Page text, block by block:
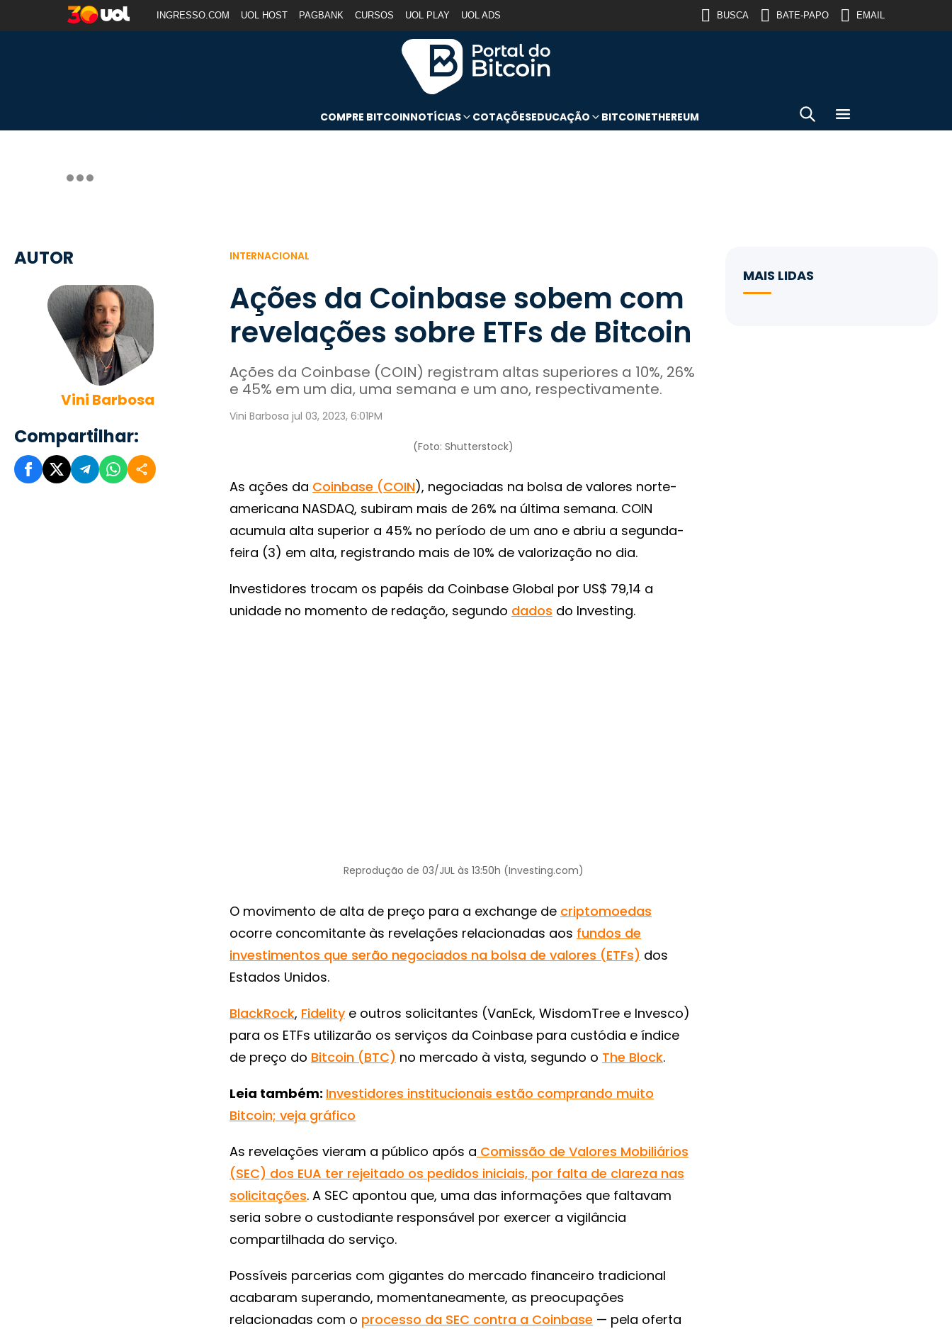
INGRESSO.COM UOL HOST PAGBANK CURSOS UOL PLAY UOL ADS BUSCA BATE-PAPO EMAIL
COMPRE BITCOINNOTÍCIAS COTAÇÕESEDUCAÇÃO BITCOINETHEREUM
AUTOR
Vini Barbosa
Compartilhar:
INTERNACIONAL
Ações da Coinbase sobem com
revelações sobre ETFs de Bitcoin
Ações da Coinbase (COIN) registram altas superiores a 10%, 26%
e 45% em um dia, uma semana e um ano, respectivamente.
Vini Barbosa jul 03, 2023, 6:01PM
(Foto: Shutterstock)
As ações da Coinbase (COIN), negociadas na bolsa de valores norte-
americana NASDAQ, subiram mais de 26% na última semana. COIN
acumula alta superior a 45% no período de um ano e abriu a segunda-
feira (3) em alta, registrando mais de 10% de valorização no dia.
Investidores trocam os papéis da Coinbase Global por US$ 79,14 a
unidade no momento de redação, segundo dados do Investing.
Reprodução de 03/JUL às 13:50h (Investing.com)
O movimento de alta de preço para a exchange de criptomoedas
ocorre concomitante às revelações relacionadas aos fundos de
investimentos que serão negociados na bolsa de valores (ETFs) dos
Estados Unidos.
BlackRock, Fidelitye outros solicitantes (VanEck, WisdomTree e Invesco)
para os ETFs utilizarão os serviços da Coinbase para custódia e índice
de preço do Bitcoin (BTC) no mercado à vista, segundo o The Block.
Leia também: Investidores institucionais estão comprando muito
Bitcoin; veja gráfico
As revelações vieram a público após a Comissão de Valores Mobiliários
(SEC) dos EUA ter rejeitado os pedidos iniciais, por falta de clareza nas
solicitações. A SEC apontou que, uma das informações que faltavam
seria sobre o custodiante responsável por exercer a vigilância
compartilhada do serviço.
Possíveis parcerias com gigantes do mercado financeiro tradicional
acabaram superando, momentaneamente, as preocupações
relacionadas com o processo da SEC contra a Coinbase — pela oferta
MAIS LIDAS